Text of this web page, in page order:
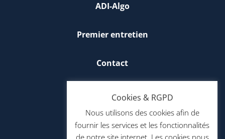
ADI-Algo
Premier entretien
Contact
Cookies & RGPD
Nous utilisons des cookies afin de
fournir les services et les fonctionnalités